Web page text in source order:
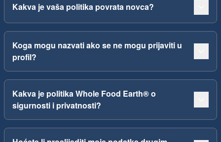
Kakva je vaša politika povrata novca?
Koga mogu nazvati ako se ne mogu prijaviti u
profil?
Kakva je politika Whole Food Earth® o
sigurnosti i privatnosti?